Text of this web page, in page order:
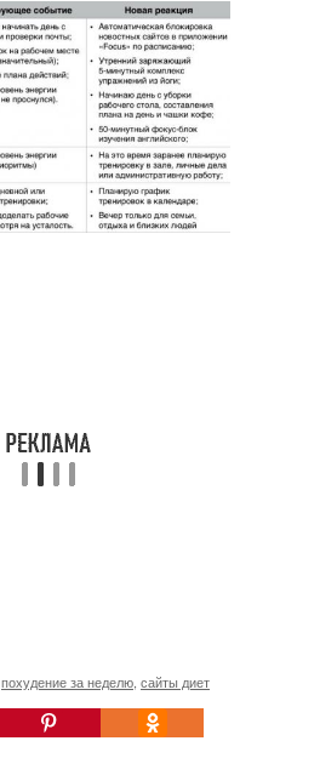
похудение за неделю сайты диет